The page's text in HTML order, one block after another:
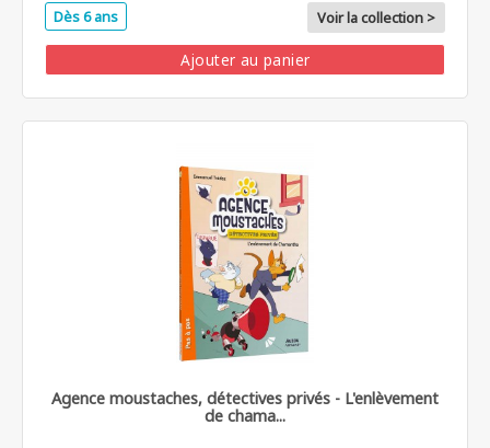
Dès 6 ans Voir la collection >
Ajouter au panier
Agence moustaches, détectives privés - L'enlèvement
de chama...